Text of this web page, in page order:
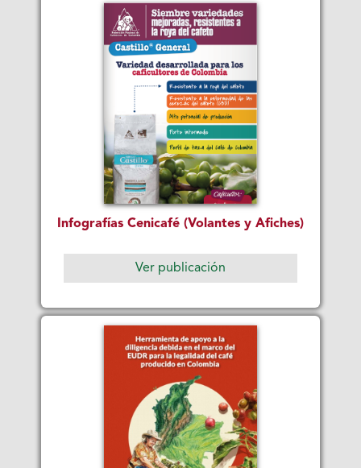
Infografías Cenicafé (Volantes y Afiches)
Ver publicación